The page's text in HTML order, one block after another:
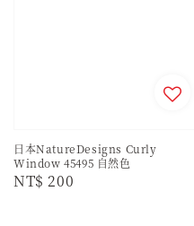
日本NatureDesigns Curly
Window 45495 自然色
Regular
NT$ 200